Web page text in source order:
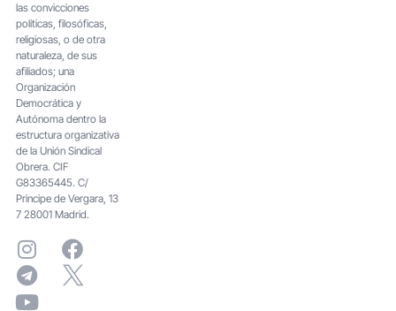
las convicciones
políticas, filosóficas,
religiosas, o de otra
naturaleza, de sus
afiliados; una
Organización
Democrática y
Autónoma dentro la
estructura organizativa
de la Unión Sindical
Obrera. CIF
G83365445. C/
Principe de Vergara, 13
7 28001 Madrid.